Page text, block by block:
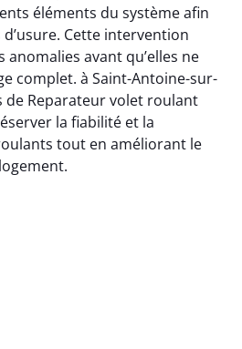
éléments du système afin
Cette intervention
avant qu’elles ne
complet. à Saint-Antoine-sur-
de Reparateur volet roulant
la fiabilité et la
tout en améliorant le